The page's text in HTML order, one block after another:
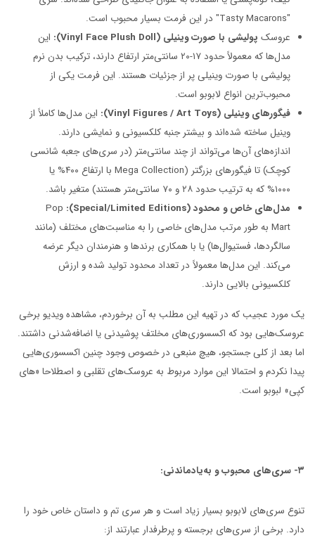
"Tasty Macarons" در این فرمت بسیار محبوب است.
عروسک پولیشی با صورت وینیلی (Vinyl Face Plush Doll):
این
مدل‌ها که معمولاً حدود ۱۷-۲۰ سانتی‌متر ارتفاع دارند، ترکیب بدن نرم
پولیشی با صورت وینیلی پر از جزئیات هستند. این فرمت یکی از
محبوب‌ترین انواع لابوبو است.
فیگورهای وینیلی (Vinyl Figures / Art Toys):
این مدل‌ها کاملاً از
وینیل ساخته شده‌اند و بیشتر جنبه کلکسیونی و نمایشی دارند.
اندازه‌های آن‌ها می‌تواند از چند سانتی‌متر (در سری‌های جعبه شانسی
کوچک) تا فیگورهای بزرگتر (Mega Collection با ارتفاع ۴۰۰% یا
۱۰۰۰% که به ترتیب حدود ۲۸ و ۷۰ سانتی‌متر هستند) متغیر باشد.
مدل‌های خاص و محدود (Special/Limited Editions):
Pop
Mart به طور مرتب مدل‌های خاصی را به مناسبت‌های مختلف (مانند
سالگردها، فستیوال‌ها) یا با همکاری برندها و هنرمندان دیگر عرضه
می‌کند. این مدل‌ها معمولاً در تعداد محدود تولید شده و ارزش
کلکسیونی بالایی دارند.
یک مورد عجیب که در تهیه این مطلب به آن برخوردم، مشاهده ویدیو برخی
عروسک‌هایی بود که اکسسوری‌های مخلتف پوشیدنی یا اضافه‌شدنی داشتند.
اما بعد از کلی جستجو، هیچ منبعی در خصوص وجود چنین اکسسوری‌هایی
پیدا نکردم و احتمالا این موارد مربوط به عروسک‌های تقلبی و اصطلاحا «های
کپی» لبوبو است.
۳- سری‌های محبوب و به‌یادماندنی:
تنوع سری‌های لابوبو بسیار زیاد است و هر سری تم و داستان خاص خود را
دارد. برخی از سری‌های برجسته و پرطرفدار عبارتند از: